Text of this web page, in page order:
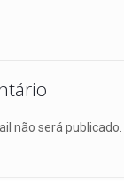
não será publicado.